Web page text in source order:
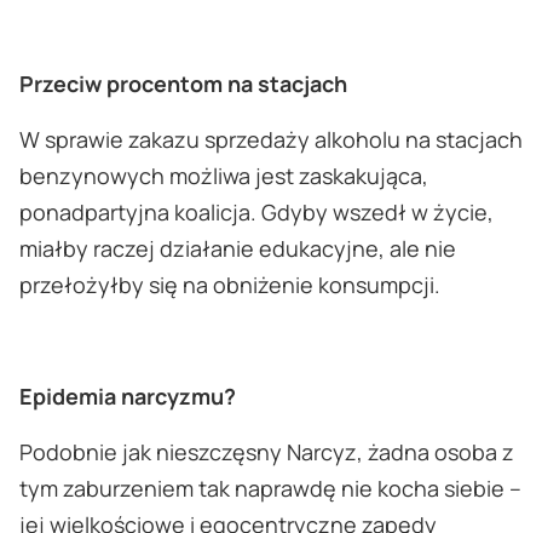
Przeciw procentom na stacjach
W sprawie zakazu sprzedaży alkoholu na stacjach
benzynowych możliwa jest zaskakująca,
ponadpartyjna koalicja. Gdyby wszedł w życie,
miałby raczej działanie edukacyjne, ale nie
przełożyłby się na obniżenie konsumpcji.
Epidemia narcyzmu?
Podobnie jak nieszczęsny Narcyz, żadna osoba z
tym zaburzeniem tak naprawdę nie kocha siebie –
jej wielkościowe i egocentryczne zapędy